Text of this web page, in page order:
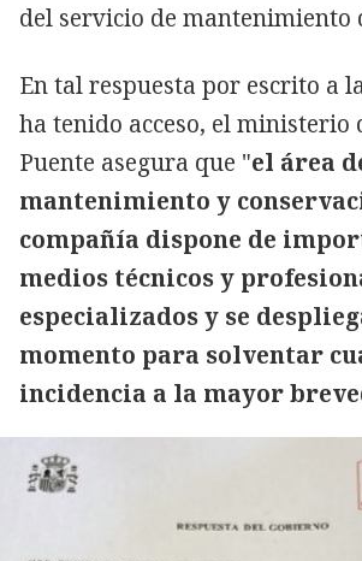
del servicio de mantenimiento
En tal respuesta por escrito a
ha tenido acceso, el ministerio
Puente asegura que "el área
mantenimiento y
compañía dispone de
medios técnicos y
especializados y se
momento para solventar
incidencia a la mayor